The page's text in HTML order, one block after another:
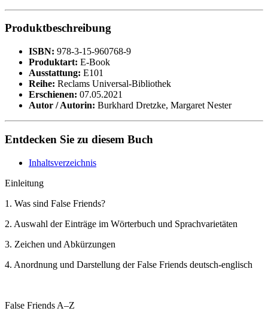
Produktbeschreibung
ISBN: 978-3-15-960768-9
Produktart: E-Book
Ausstattung: E101
Reihe: Reclams Universal-Bibliothek
Erschienen: 07.05.2021
Autor / Autorin: Burkhard Dretzke, Margaret Nester
Entdecken Sie zu diesem Buch
Inhaltsverzeichnis
Einleitung
1. Was sind False Friends?
2. Auswahl der Einträge im Wörterbuch und Sprachvarietäten
3. Zeichen und Abkürzungen
4. Anordnung und Darstellung der False Friends deutsch-englisch
False Friends A–Z